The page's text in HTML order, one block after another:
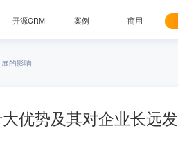
开源CRM 案例 商用
的影响
优势及其对企业长远发